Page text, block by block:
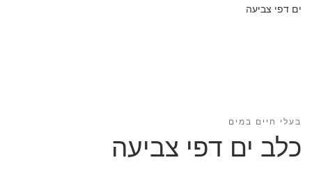
ים דפי צביעה
בעלי חיים במים
כלב ים דפי צביעה